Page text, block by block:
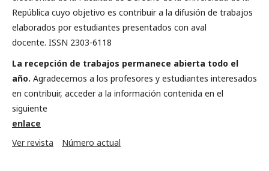
República cuyo objetivo es contribuir a la difusión de trabajos
elaborados por estudiantes presentados con aval
docente. ISSN 2303-6118
La recepción de trabajos permanece abierta todo el
año. Agradecemos a los profesores y estudiantes interesados
en contribuir, acceder a la información contenida en el
siguiente
enlace
Ver revista
Número actual